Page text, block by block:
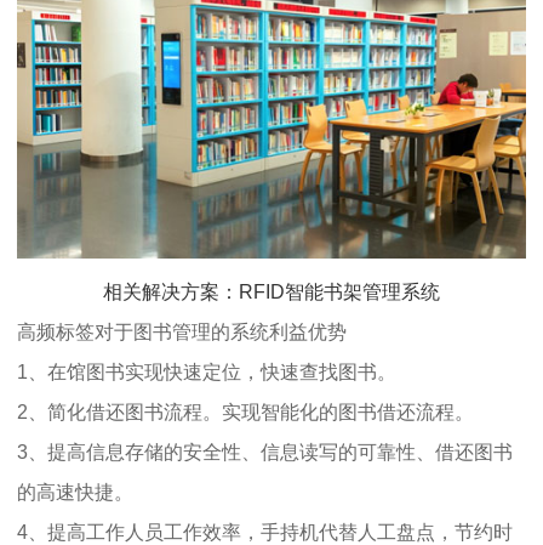
相关解决方案：RFID智能书架管理系统
高频标签对于图书管理的系统利益优势
1、在馆图书实现快速定位，快速查找图书。
2、简化借还图书流程。实现智能化的图书借还流程。
3、提高信息存储的安全性、信息读写的可靠性、借还图书
的高速快捷。
4、提高工作人员工作效率，手持机代替人工盘点，节约时